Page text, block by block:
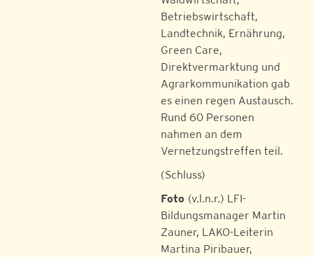
Betriebswirtschaft,
Landtechnik, Ernährung,
Green Care,
Direktvermarktung und
Agrarkommunikation gab
es einen regen Austausch.
Rund 60 Personen
nahmen an dem
Vernetzungstreffen teil.
(Schluss)
Foto (v.l.n.r.) LFI-
Bildungsmanager Martin
Zauner, LAKO-Leiterin
Martina Piribauer,